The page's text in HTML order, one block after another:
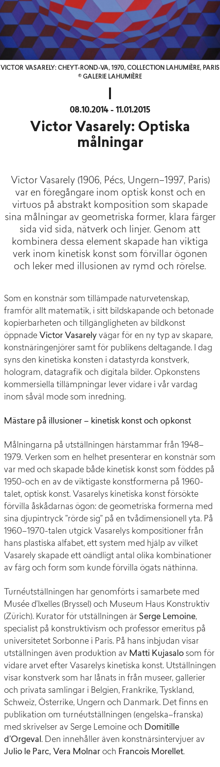
VICTOR VASARELY: CHEYT-ROND-VA, 1970, COLLECTION LAHUMIÈRE, PARIS
© GALERIE LAHUMIÈRE
08.10.2014 - 11.01.2015
Victor Vasarely: Optiska
målningar
Victor Vasarely (1906, Pécs, Ungern–1997, Paris)
var en föregångare inom optisk konst och en
virtuos på abstrakt komposition som skapade
sina målningar av geometriska former, klara färger
sida vid sida, nätverk och linjer. Genom att
kombinera dessa element skapade han viktiga
verk inom kinetisk konst som förvillar ögonen
och leker med illusionen av rymd och rörelse.
Som en konstnär som tillämpade naturvetenskap,
framför allt matematik, i sitt bildskapande och betonade
kopierbarheten och tillgängligheten av bildkonst
öppnade Victor Vasarely vägar för en ny typ av skapare,
konstnäringenjörer samt för publikens deltagande. I dag
syns den kinetiska konsten i datastyrda konstverk,
hologram, datagrafik och digitala bilder. Opkonstens
kommersiella tillämpningar lever vidare i vår vardag
inom såväl mode som inredning.
Mästare på illusioner – kinetisk konst och opkonst
Målningarna på utställningen härstammar från 1948–
1979. Verken som en helhet presenterar en konstnär som
var med och skapade både kinetisk konst som föddes på
1950-och en av de viktigaste konstformerna på 1960-
talet, optisk konst. Vasarelys kinetiska konst försökte
förvilla åskådarnas ögon: de geometriska formerna med
sina djupintryck ”rörde sig” på en tvådimensionell yta. På
1960–1970-talen utgick Vasarelys kompositioner från
hans plastiska alfabet, ett system med hjälp av vilket
Vasarely skapade ett oändligt antal olika kombinationer
av färg och form som kunde förvilla ögats näthinna.
Turnéutställningen har genomförts i samarbete med
Musée d’Ixelles (Bryssel) och Museum Haus Konstruktiv
(Zürich). Kurator för utställningen är Serge Lemoine,
specialist på konstruktivism och professor emeritus på
universitetet Sorbonne i Paris. På hans inbjudan visar
utställningen även produktion av Matti Kujasalo som för
vidare arvet efter Vasarelys kinetiska konst. Utställningen
visar konstverk som har lånats in från museer, gallerier
och privata samlingar i Belgien, Frankrike, Tyskland,
Schweiz, Österrike, Ungern och Danmark. Det finns en
publikation om turnéutställningen (engelska–franska)
med skrivelser av Serge Lemoine och Domitille
d’Orgeval . Den innehåller även konstnärsintervjuer av
Julio le Parc, Vera Molnar och Francois Morellet.